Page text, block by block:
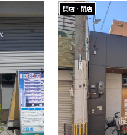
開店・閉店